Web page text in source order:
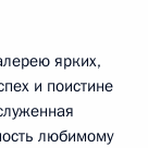
ярких,
и поистине
любимому